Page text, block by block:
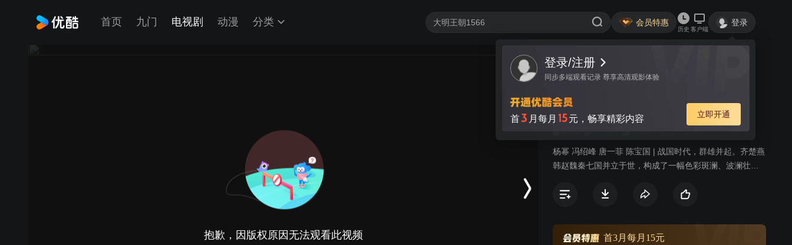
首页 九门 电视剧 动漫 分类 会员特惠
历史 客户端
登录
登录/注册
同步多端观看记录 尊享高清观影体验
首3 月每月 15元，畅享精彩内容 立即开通
抱歉，因版权原因无法观看此视频
视频 讨论
虎符传奇
7.9分 古装 爱情
杨幂 冯绍峰 唐一菲 陈宝国 | 战国时代，群雄并起。齐楚燕
韩赵魏秦七国并立于世，构成了一幅色彩斑澜、波澜壮阔
重要的历史位置。信陵君礼贤下士，在魏国极具威望。偶
夕。怯于秦国之威，魏王按兵不动，非魏王的虎符不能出
首3月每月15元